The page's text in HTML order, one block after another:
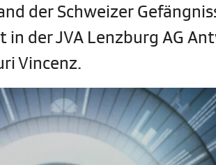
der Schweizer
in der JVA Lenzburg AG
Vincenz.